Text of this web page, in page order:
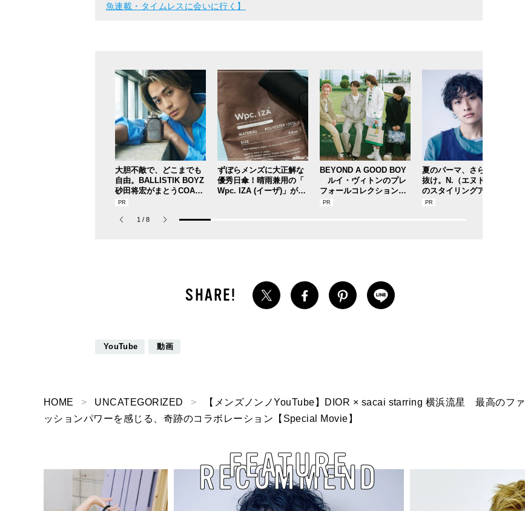
魚連載・タイムレスに会いに行く】
大胆不敵で、どこまでも
自由。BALLISTIK BOYZ
砂田将宏がまとうCOACH
の新作フレグランス「コ
パルファム」
ずぼらメンズに大正解な
優秀日傘！晴雨兼用の「
Wpc. IZA (イーザ)」があ
BEYOND A GOOD BOY
ルイ・ヴィトンのプレ
フォールコレクションが
描くプレッピースタイル
夏のパーマ、さらにあか
抜け。N.（エヌドット）
のスタイリングアイテム
で作る旬ヘアのテクニッ
1 / 8
YouTube 動画
HOME UNCATEGORIZED
【メンズノンノYouTube】DIOR × sacai starring 横浜流星 最高のファ
ッションパワーを感じる、奇跡のコラボレーション【Special Movie】
RECOMMEND
FEATURE